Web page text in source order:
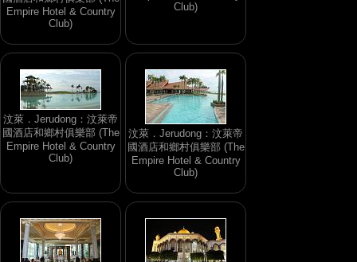
Empire Hotel & Country
Club)
Club)
汶萊．Jerudong：汶萊帝
國酒店和鄉村俱樂部 (The
Empire Hotel & Country
Club)
汶萊．Jerudong：汶萊帝
國酒店和鄉村俱樂部 (The
Empire Hotel & Country
Club)